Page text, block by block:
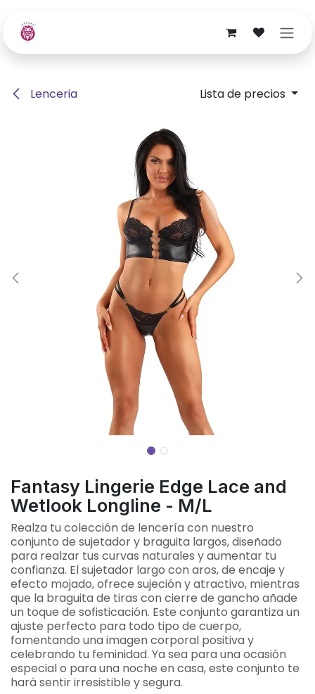
Lenceria Lista de precios
Fantasy Lingerie Edge Lace and
Wetlook Longline - M/L
Realza tu colección de lencería con nuestro
conjunto de sujetador y braguita largos, diseñado
para realzar tus curvas naturales y aumentar tu
confianza. El sujetador largo con aros, de encaje y
efecto mojado, ofrece sujeción y atractivo, mientras
que la braguita de tiras con cierre de gancho añade
un toque de sofisticación. Este conjunto garantiza un
ajuste perfecto para todo tipo de cuerpo,
fomentando una imagen corporal positiva y
celebrando tu feminidad. Ya sea para una ocasión
especial o para una noche en casa, este conjunto te
hará sentir irresistible y segura.